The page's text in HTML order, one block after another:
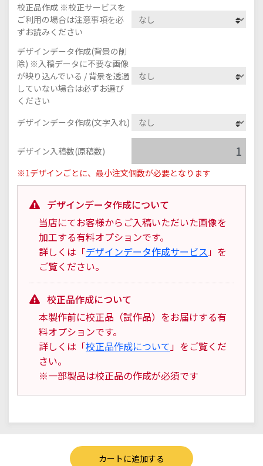
校正品作成 ※校正サービスを
ご利用の場合は注意事項を必
ずお読みください
デザインデータ作成(背景の削
除) ※入稿データに不要な画像
が映り込んでいる / 背景を透過
していない場合は必ずお選び
ください
デザインデータ作成(文字入れ)
デザイン入稿数(原稿数)
※1デザインごとに、最小注文個数が必要となります
デザインデータ作成について
当店にてお客様からご入稿いただいた画像を
加工する有料オプションです。
詳しくは「デザインデータ作成サービス」を
ご覧ください。
校正品作成について
本製作前に校正品（試作品）をお届けする有
料オプションです。
詳しくは「校正品作成について」をご覧くだ
さい。
※一部製品は校正品の作成が必須です